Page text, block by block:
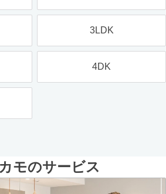
3LDK
4DK
モのサービス